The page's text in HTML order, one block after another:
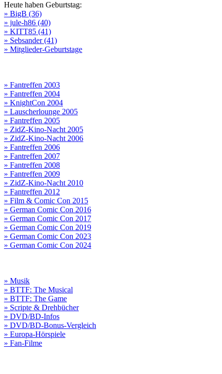
Heute haben Geburtstag:
» BigB (36)
» jule-h86 (40)
» KITT85 (41)
» Sebsander (41)
» Mitglieder-Geburtstage
» Fantreffen 2003
» Fantreffen 2004
» KnightCon 2004
» Lauscherlounge 2005
» Fantreffen 2005
» ZidZ-Kino-Nacht 2005
» ZidZ-Kino-Nacht 2006
» Fantreffen 2006
» Fantreffen 2007
» Fantreffen 2008
» Fantreffen 2009
» ZidZ-Kino-Nacht 2010
» Fantreffen 2012
» Film & Comic Con 2015
» German Comic Con 2016
» German Comic Con 2017
» German Comic Con 2019
» German Comic Con 2023
» German Comic Con 2024
» Musik
» BTTF: The Musical
» BTTF: The Game
» Scripte & Drehbücher
» DVD/BD-Infos
» DVD/BD-Bonus-Vergleich
» Europa-Hörspiele
» Fan-Filme